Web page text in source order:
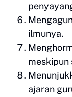
ilmunya.
meskipun
ajaran